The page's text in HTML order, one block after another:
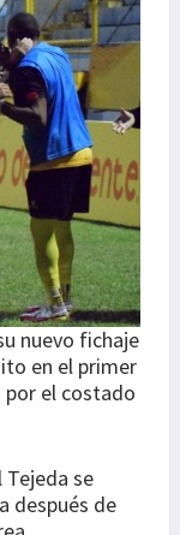
nuevo fichaje
en el primer
por el costado
se
después de